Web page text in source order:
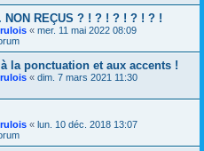
NON REÇUS ? ! ? ! ? ! ? ! ? !
« mer. 11 mai 2022 08:09
la ponctuation et aux accents !
« dim. 7 mars 2021 11:30
« lun. 10 déc. 2018 13:07